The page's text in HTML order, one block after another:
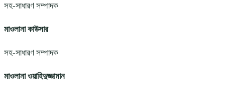
সহ-সাধারণ সম্পাদক
মাওলানা কাউসার
সহ-সাধারণ সম্পাদক
মাওলানা ওয়াহিদুজ্জামান